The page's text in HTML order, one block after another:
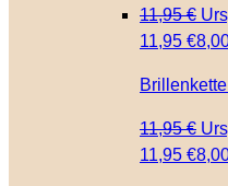
11,95€
11,95 €
11,95€
11,95 €